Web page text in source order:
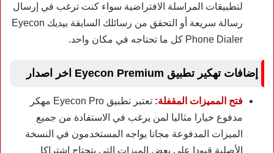
لتطبيقات المراسلة الافتراضية سواء كنت ترغب في إرسال
رسالة سريعة أو التحقق من رسائلك السابقة بيديك Eyecon
Phone Dialer كل ما تحتاجه في مكان واحد.
إضافات تهكير تطبيق Eyecon Premium اخر اصدار
فتح المميزات المقفلة:
تعتبر تطبيق Eyecon Pro مهكر
مدفوع خيارا مثاليا لمن يرغب في الاستفادة من جميع
الميزات المدفوعة مجانا يواجه المستخدمون في النسخة
الأصلية قيودا على بعض الميزات التي بتحتاج اشتراكا